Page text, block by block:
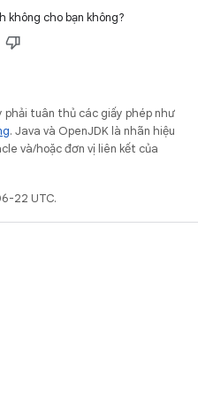
không cho bạn không?
phải tuân thủ các giấy phép như
. Java và OpenJDK là nhãn hiệu
và/hoặc đơn vị liên kết của
22 UTC.